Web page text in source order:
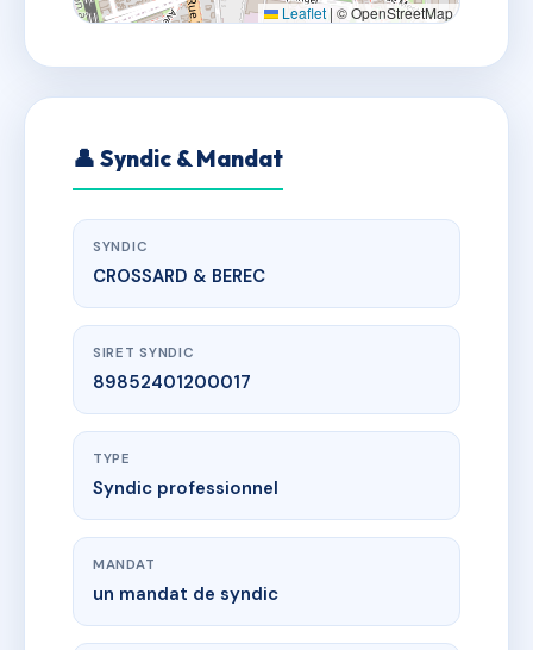
Leaflet | © OpenStreetMap
👤 Syndic & Mandat
SYNDIC
CROSSARD & BEREC
SIRET SYNDIC
89852401200017
TYPE
Syndic professionnel
MANDAT
un mandat de syndic